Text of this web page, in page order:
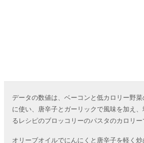
データの数値は、ベーコンと低カロリー野
に使い、唐辛子とガーリックで風味を加え
るレシピのブロッコリーのパスタのカロリー
オリーブオイルでにんにくと唐辛子を軽く